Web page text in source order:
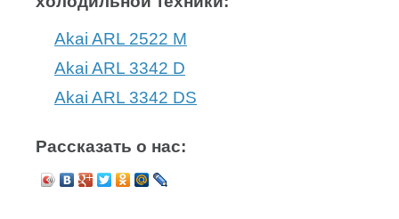
Akai ARL 2522 M
Akai ARL 3342 D
Akai ARL 3342 DS
Рассказать о нас: